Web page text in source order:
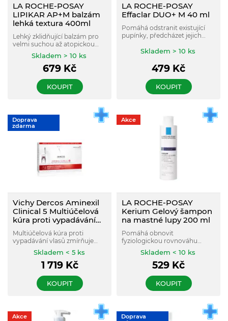
LA ROCHE-POSAY
LIPIKAR AP+M balzám
lehká textura 400ml
Lehký zklidňující balzám pro
velmi suchou až atopickou
pokožku se sklonem k
podráždění a svědění. Vhodný
pro obličej i tělo, pro děti i
Skladem > 10 ks
679 Kč
KOUPIT
LA ROCHE-POSAY
Effaclar DUO+ M 40 ml
Pomáhá odstranit existující
pupínky, předcházet jejich
zamezit riziku vzniku stop po
nedokonalostí pleti
(začervenání a texturu pleti).
Skladem > 10 ks
479 Kč
KOUPIT
Doprava
zdarma
Vichy Dercos Aminexil
Clinical 5 Multiúčelová
kúra proti vypadávání
vlasů pro ženy 21 x 6 ml
Multiúčelová kúra proti
vypadávání vlasů zmírňuje
vypadávání vlasů, posiluje
vlasovou pokožku, zmírňuje
mikronerovnováhu vlasové
Skladem < 5 ks
1 719Kč
KOUPIT
Akce
LA ROCHE-POSAY
Kerium Gelový šampon
na mastné lupy 200 ml
Pomáhá obnovit
fyziologickou rovnováhu
pokožky hlavy, přispívá k
odstranění mastných lupů.
Skladem < 10 ks
529 Kč
KOUPIT
Akce
Doprava